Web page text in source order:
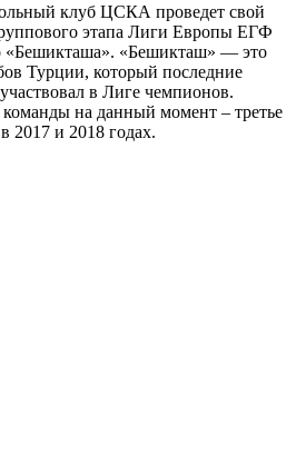
клуб ЦСКА проведет свой
этапа Лиги Европы ЕГФ
«Бешикташа». «Бешикташ» — это
Турции, который последние
в Лиге чемпионов.
на данный момент – третье
2017 и 2018 годах.